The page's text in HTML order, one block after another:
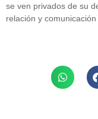
se ven privados de su
relación y comunicación